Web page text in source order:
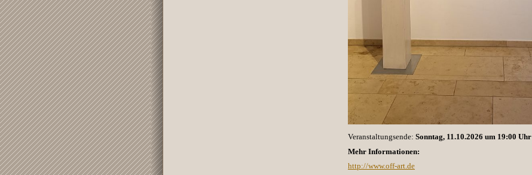
Veranstaltungsende: Sonntag, 11.10.2026 um 19:00 Uhr
Mehr Informationen:
http://www.off-art.de